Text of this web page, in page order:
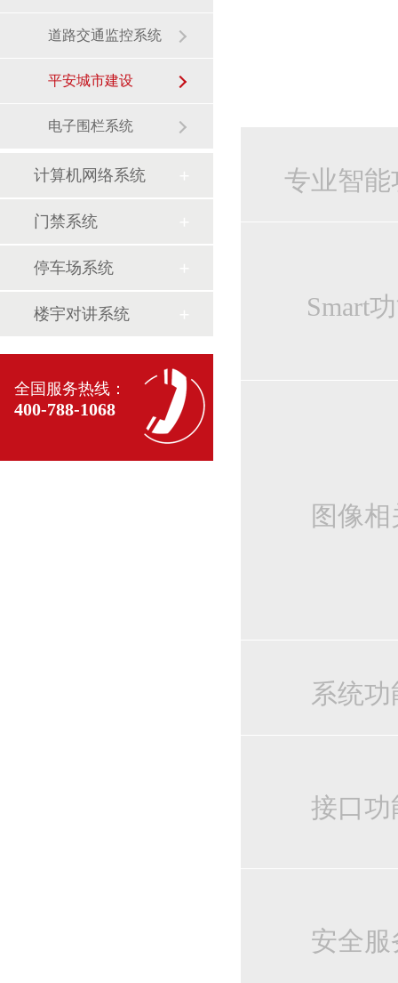
道路交通监控系统
平安城市建设
电子围栏系统
计算机网络系统
门禁系统
停车场系统
楼宇对讲系统
全国服务热线：
400-788-1068
专业智能
Smart
图像相
系统功
接口功
安全服